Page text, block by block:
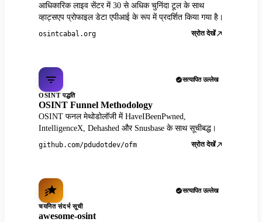
आधिकारिक लाइव सेंटर में 30 से अधिक चुनिंदा टूल के साथ
व्हाट्सएप प्रोफाइल डेटा एपीआई के रूप में प्रदर्शित किया गया है।
osintcabal.org स्रोत देखें
सत्यापित उल्लेख
OSINT पद्धति
OSINT Funnel Methodology
OSINT फनल मेथोडोलॉजी में HaveIBeenPwned,
IntelligenceX, Dehashed और Snusbase के साथ सूचीबद्ध।
github.com/pdudotdev/ofm स्रोत देखें
सत्यापित उल्लेख
चयनित संदर्भ सूची
awesome-osint